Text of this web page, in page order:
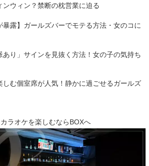
ンウィン？禁断の枕営業に迫る
暴露】ガールズバーでモテる方法・女のコに
あり」サインを見抜く方法！女の子の気持ち
しむ個室席が人気！静かに過ごせるガールズ
ラオケを楽しむならBOXへ